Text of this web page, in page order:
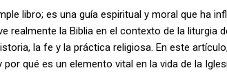
libro; es una guía espiritual y moral que ha
realmente la Biblia en el contexto de la liturgia
la fe y la práctica religiosa. En este
por qué es un elemento vital en la vida de la